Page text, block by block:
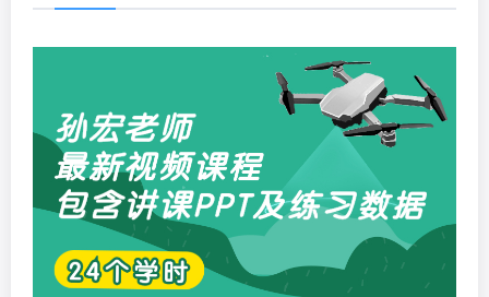
19、ContextCapture软件实操技术（4）